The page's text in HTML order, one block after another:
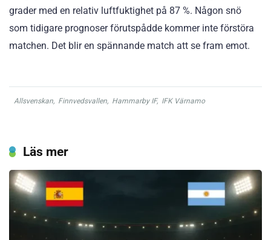
grader med en relativ luftfuktighet på 87 %. Någon snö
som tidigare prognoser förutspådde kommer inte förstöra
matchen. Det blir en spännande match att se fram emot.
Allsvenskan, Finnvedsvallen, Hammarby IF, IFK Värnamo
Läs mer